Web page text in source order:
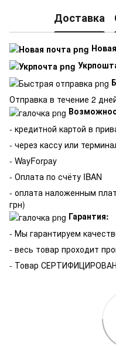
Доставка
Отправка в течение 2
- кредитной картой в
- через кассу или
- WayForpay
- Оплата по счёту IBAN
- оплата наложенным
грн)
Гарантия:
- Мы гарантируем
- весь товар проходит
- Товар СЕРТИФИЦИРОВАН